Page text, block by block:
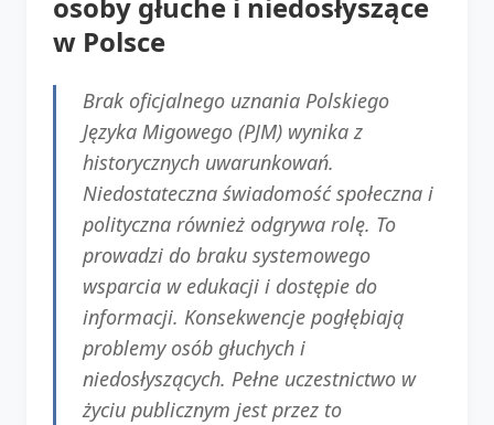
w Polsce
Brak oficjalnego uznania Polskiego
Języka Migowego (PJM) wynika z
historycznych uwarunkowań.
Niedostateczna świadomość społeczna i
polityczna również odgrywa rolę. To
prowadzi do braku systemowego
wsparcia w edukacji i dostępie do
informacji. Konsekwencje pogłębiają
problemy osób głuchych i
niedosłyszących. Pełne uczestnictwo w
życiu publicznym jest przez to